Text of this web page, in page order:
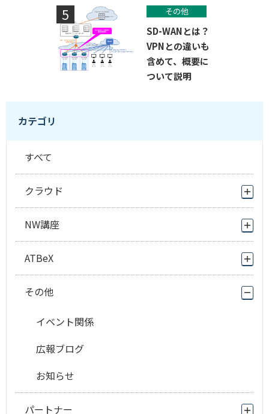
その他
SD-WANとは？
VPNとの違いも
含めて、概要に
ついて説明
カテゴリ
すべて
クラウド
NW講座
ATBeX
その他
イベント関係
広報ブログ
お知らせ
パートナー